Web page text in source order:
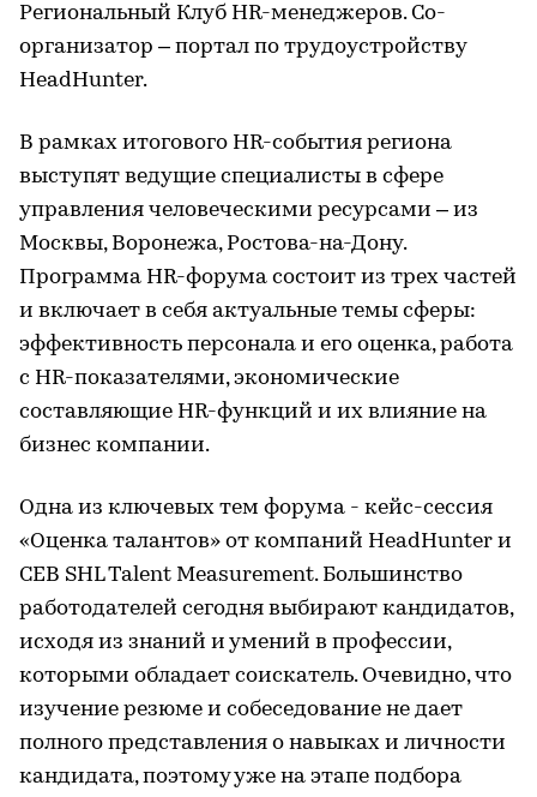
Региональный Клуб HR-менеджеров. Со-
организатор – портал по трудоустройству
HeadHunter.
В рамках итогового HR-события региона
выступят ведущие специалисты в сфере
управления человеческими ресурсами – из
Москвы, Воронежа, Ростова-на-Дону.
Программа HR-форума состоит из трех частей
и включает в себя актуальные темы сферы:
эффективность персонала и его оценка, работа
с HR-показателями, экономические
составляющие HR-функций и их влияние на
бизнес компании.
Одна из ключевых тем форума - кейс-сессия
«Оценка талантов» от компаний HeadHunter и
CEB SHL Talent Measurement. Большинство
работодателей сегодня выбирают кандидатов,
исходя из знаний и умений в профессии,
которыми обладает соискатель. Очевидно, что
изучение резюме и собеседование не дает
полного представления о навыках и личности
кандидата, поэтому уже на этапе подбора